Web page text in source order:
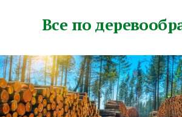
Все по